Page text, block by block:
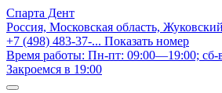
Спарта Дент
Россия, Московская область,
+7 (498) 483-37-... Показать номер
Время работы: Пн-пт: 09:00—19:00;
Закроемся в 19:00